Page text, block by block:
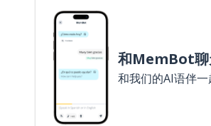
和MemBot聊
和我们的AI语伴